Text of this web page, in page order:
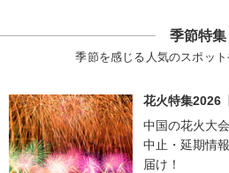
季節特集
季節を感じる人気のスポッ
花火特集2026
中国の花火大
中止・延期情
届け！